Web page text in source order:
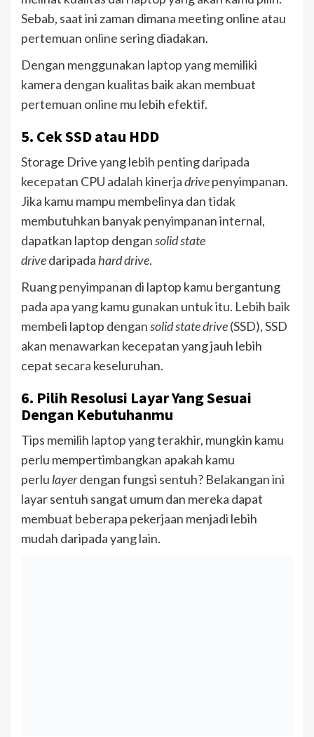
Sebab, saat ini zaman dimana meeting online atau
pertemuan online sering diadakan.
Dengan menggunakan laptop yang memiliki
kamera dengan kualitas baik akan membuat
pertemuan online mu lebih efektif.
5. Cek SSD atau HDD
Storage Drive yang lebih penting daripada
kecepatan CPU adalah kinerjadrivepenyimpanan.
Jika kamu mampu membelinya dan tidak
membutuhkan banyak penyimpanan internal,
dapatkan laptop dengansolid state
drivedaripada hard drive.
Ruang penyimpanan di laptop kamu bergantung
pada apa yang kamu gunakan untuk itu. Lebih baik
membeli laptop dengansolid state drive(SSD), SSD
akan menawarkan kecepatan yang jauh lebih
cepat secara keseluruhan.
6. Pilih Resolusi Layar Yang Sesuai
Dengan Kebutuhanmu
Tips memilih laptop yang terakhir, mungkin kamu
perlu mempertimbangkan apakah kamu
perlu layerdengan fungsi sentuh? Belakangan ini
layar sentuh sangat umum dan mereka dapat
membuat beberapa pekerjaan menjadi lebih
mudah daripada yang lain.